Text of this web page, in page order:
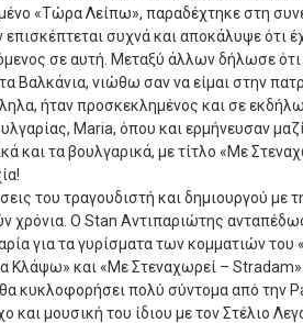
«Τώρα Λείπω», παραδέχτηκε στη
επισκέπτεται συχνά και αποκάλυψε ότι
σε αυτή. Μεταξύ άλλων δήλωσε
Βαλκάνια, νιώθω σαν να είμαι στην
ήταν προσκεκλημένος και σε
Maria, όπου και ερμήνευσαν
και τα βουλγαρικά, με τίτλο «Με
του τραγουδιστή και δημιουργού με
χρόνια. Ο Stan Αντιπαριώτης
για τα γυρίσματα των κομματιών του
Κλάψω» και «Με Στεναχωρεί –
κυκλοφορήσει πολύ σύντομα από την
και μουσική του ίδιου με τον Στέλιο